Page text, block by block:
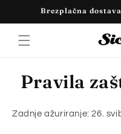
sadržaj
Brezplačna
Pravila
Zadnje ažuriranje: 26.